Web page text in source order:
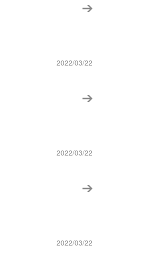
2022/03/22
2022/03/22
2022/03/22